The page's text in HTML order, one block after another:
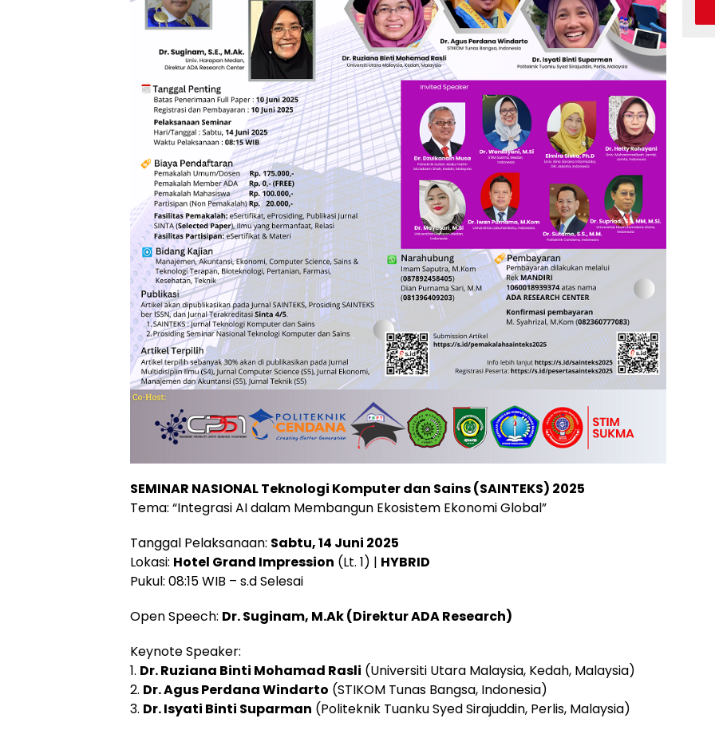
SEMINAR NASIONAL Teknologi Komputer dan Sains (SAINTEKS) 2025
Tema: “Integrasi AI dalam Membangun Ekosistem Ekonomi Global”
Tanggal Pelaksanaan: Sabtu, 14 Juni 2025
Lokasi: Hotel Grand Impression (Lt. 1) | HYBRID
Pukul: 08:15 WIB – s.d Selesai
Open Speech: Dr. Suginam, M.Ak (Direktur ADA Research)
Keynote Speaker:
1. Dr. Ruziana Binti Mohamad Rasli (Universiti Utara Malaysia, Kedah, Malaysia)
2. Dr. Agus Perdana Windarto (STIKOM Tunas Bangsa, Indonesia)
3. Dr. Isyati Binti Suparman (Politeknik Tuanku Syed Sirajuddin, Perlis, Malaysia)